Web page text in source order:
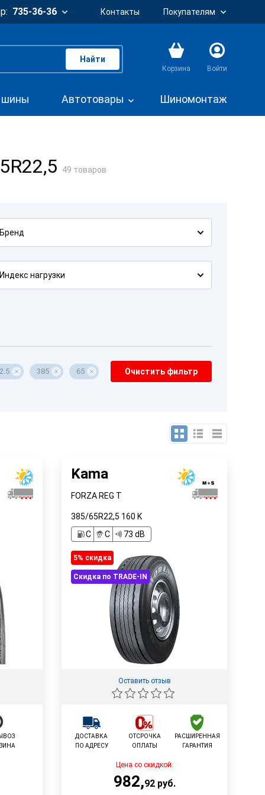
735-36-36 Контакты Покупателям
Найти
Корзина Войти
шины Автотовары Шиномонтаж
49 товаров
Бренд
Индекс нагрузки
385 65 Очистить фильтр
Kama
FORZA REG T
385/65R22,5 160 K
C
C 73 dB
5% cкидка
Скидка по TRADE-IN
Оставить отзыв
ДОСТАВКА
ПО АДРЕСУ
ОТСРОЧКА
ОПЛАТЫ
РАСШИРЕННАЯ
ГАРАНТИЯ
Цена со скидкой:
982,92руб.